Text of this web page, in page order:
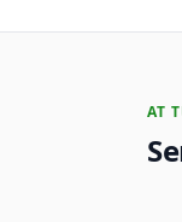
AT